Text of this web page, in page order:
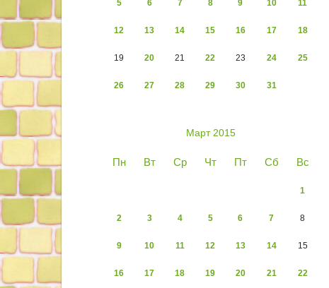
5 6 7 8 9 10 11
12 13 14 15 16 17 18
19 20 21 22 23 24 25
26 27 28 29 30 31
Март 2015
Пн Вт Ср Чт Пт Сб Вс
1
2 3 4 5 6 7 8
9 10 11 12 13 14 15
16 17 18 19 20 21 22